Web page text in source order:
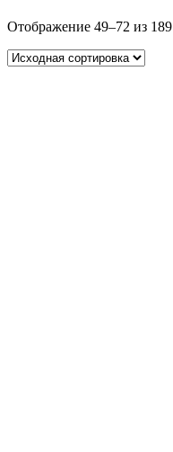
Отображение 49–72 из 189